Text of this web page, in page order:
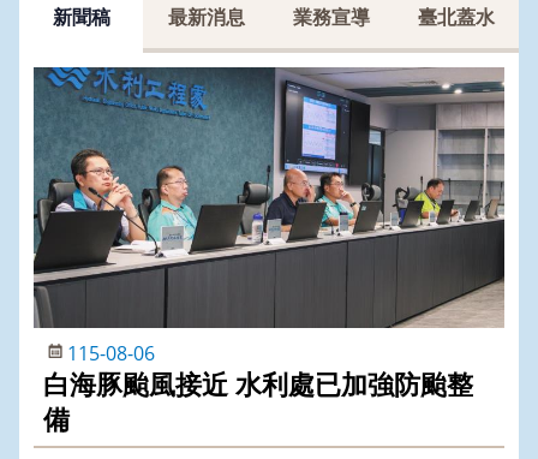
新聞稿 最新消息 業務宣導 臺北蓋水
白海豚颱風接近 水利處已加強防颱整
備
115-08-06